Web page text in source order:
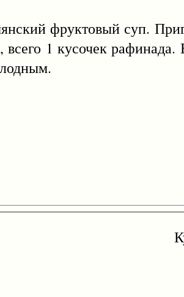
фруктовый суп.
всего 1 кусочек